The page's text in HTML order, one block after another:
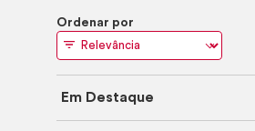
Ordenar por
Em Destaque